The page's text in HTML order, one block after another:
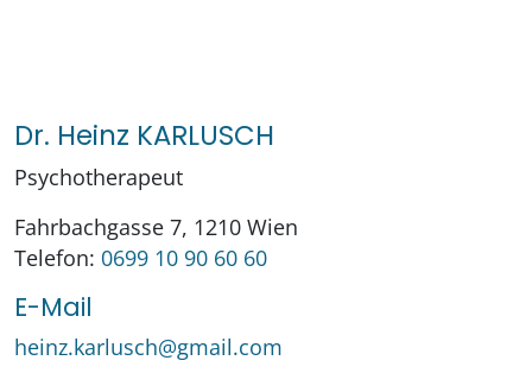
Dr. Heinz KARLUSCH
Psychotherapeut
Fahrbachgasse 7, 1210 Wien
Telefon: 0699 10 90 60 60
E-Mail
heinz.karlusch@gmail.com